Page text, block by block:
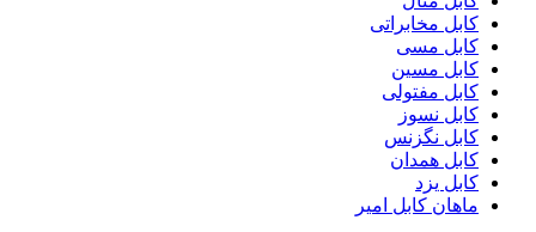
کابل مخابراتی
کابل مسی
کابل مسین
کابل مفتولی
کابل نسوز
کابل نگزنس
کابل همدان
کابل یزد
ماهان کابل امیر